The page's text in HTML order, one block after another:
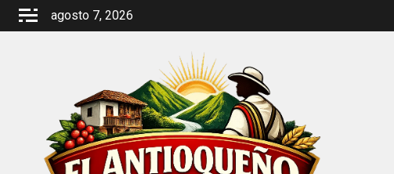
Saltar
agosto 7, 2026